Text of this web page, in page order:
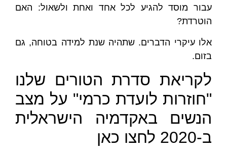
עבור מוסד להגיע לכל אחד ואחת ולשאול: האם
הוטרדת?
אלו עיקרי הדברים. שתהיה שנת למידה בטוחה, גם
בזום.
לקריאת סדרת הטורים שלנו
"חוזרות לועדת כרמי" על מצב
הנשים באקדמיה הישראלית
לחצו כאן